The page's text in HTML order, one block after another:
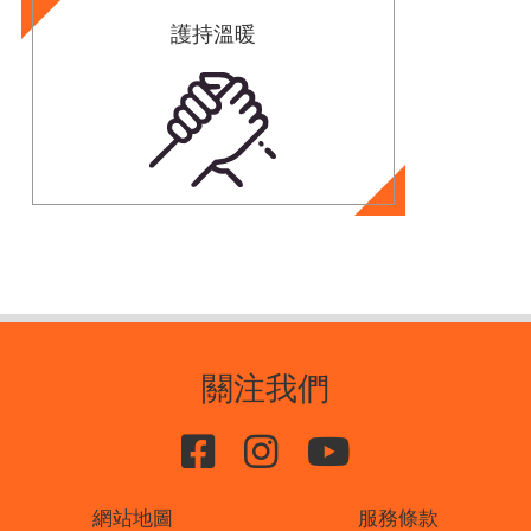
護持溫暖
關注我們
網站地圖 服務條款